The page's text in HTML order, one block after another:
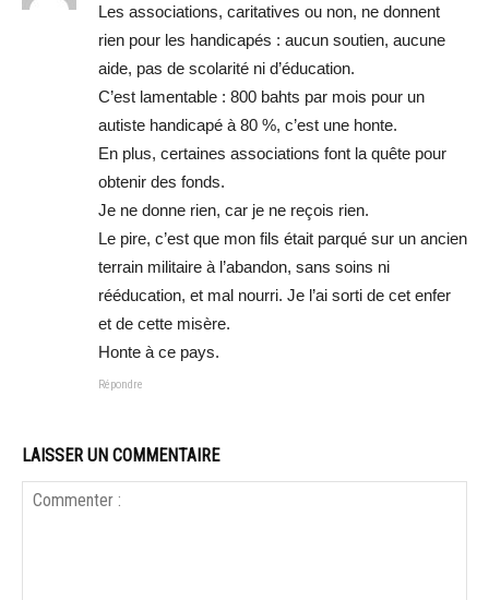
Les associations, caritatives ou non, ne donnent
rien pour les handicapés : aucun soutien, aucune
aide, pas de scolarité ni d’éducation.
C’est lamentable : 800 bahts par mois pour un
autiste handicapé à 80 %, c’est une honte.
En plus, certaines associations font la quête pour
obtenir des fonds.
Je ne donne rien, car je ne reçois rien.
Le pire, c’est que mon fils était parqué sur un ancien
terrain militaire à l’abandon, sans soins ni
rééducation, et mal nourri. Je l’ai sorti de cet enfer
et de cette misère.
Honte à ce pays.
Répondre
LAISSER UN COMMENTAIRE